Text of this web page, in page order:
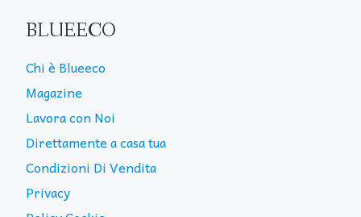
BLUEECO
Chi è Blueeco
Magazine
Lavora con Noi
Direttamente a casa tua
Condizioni Di Vendita
Privacy